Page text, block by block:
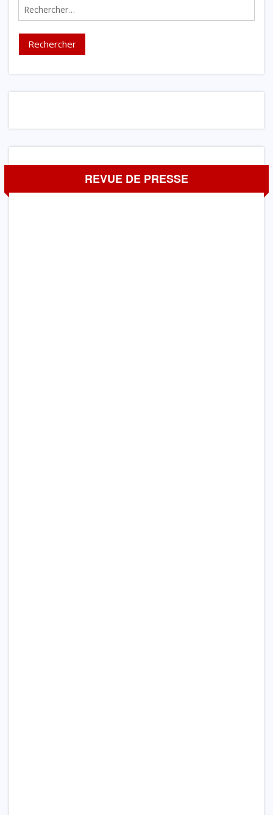
Rechercher :
REVUE DE PRESSE